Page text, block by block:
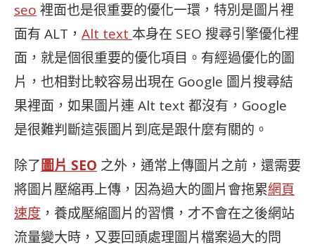
seo 裡面也是很重要的優化一環，特別是圖片裡
面有 ALT， Alt text 本身在 SEO 搜尋引擎優化裡
面，就是個很重要的優化項目。有經過優化的圖
片，也相對比較容易出現在 Google 圖片搜尋結
果裡面，如果圖片連 Alt text 都沒有，Google
是很難判斷這張圖片到底是跟什麼有關的。
除了圖片 SEO 之外，通常上傳圖片之前，還需要
將圖片壓縮再上傳，因為過大的圖片會拖累網頁
速度 ，養成壓縮圖片的習慣，才不會在之後網站
流量變大時，又要回頭處理圖片檔案過大的問